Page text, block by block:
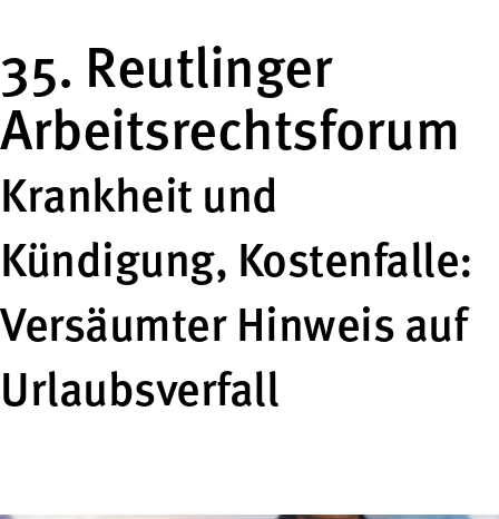
35. Reutlinger
Arbeitsrechtsforum
Krankheit und
Kündigung, Kostenfalle:
Versäumter Hinweis auf
Urlaubsverfall